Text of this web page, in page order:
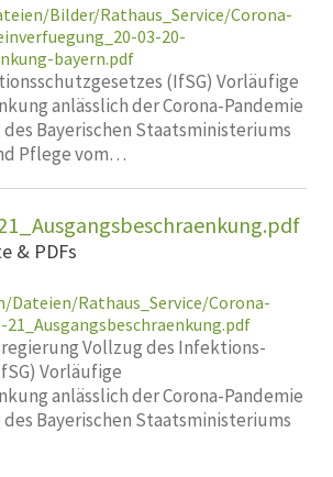
Bilder/Rathaus_Service/Corona-
03-20-
bayern.pdf
(IfSG) Vorläufige
anlässlich der Corona-Pandemie
Bayerischen Staatsministeriums
Pflege vom…
& PDFs
Rathaus_Service/Corona-
21_Ausgangsbeschraenkung.pdf
Vollzug des Infektions­
Vorläufige
anlässlich der Corona-Pandemie
Bayerischen Staatsministeriums